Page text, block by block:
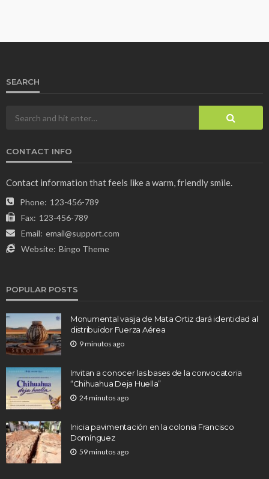
SEARCH
CONTACT INFO
Contact information that feels like a warm, friendly smile.
Phone: 123-456-789
Fax: 123-456-789
Email: email@support.com
Website: Bingo Theme
POPULAR POSTS
Monumental vasija de Mata Ortiz dará identidad al
distribuidor Fuerza Aérea
9 minutos ago
Invitan a conocer las bases de la convocatoria
“Chihuahua Deja Huella”
24 minutos ago
Inicia pavimentación en la colonia Francisco
Domínguez
59 minutos ago